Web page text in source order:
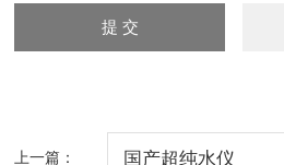
上一篇： 国产超纯水仪